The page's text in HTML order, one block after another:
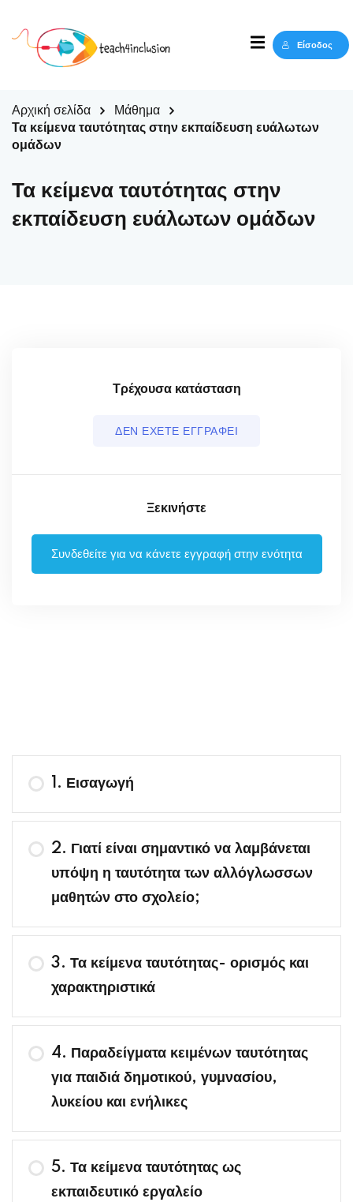
Είσοδος
Αρχική σελίδα
Μάθημα
Τα κείμενα ταυτότητας στην εκπαίδευση ευάλωτων
ομάδων
Τα κείμενα ταυτότητας στην
εκπαίδευση ευάλωτων ομάδων
Τρέχουσα κατάσταση
ΔΕΝ ΕΧΕΤΕ ΕΓΓΡΑΦΕΙ
Ξεκινήστε
Συνδεθείτε για να κάνετε εγγραφή στην ενότητα
1. Εισαγωγή
2. Γιατί είναι σημαντικό να λαμβάνεται
υπόψη η ταυτότητα των αλλόγλωσσων
μαθητών στο σχολείο;
3. Τα κείμενα ταυτότητας- ορισμός και
χαρακτηριστικά
4. Παραδείγματα κειμένων ταυτότητας
για παιδιά δημοτικού, γυμνασίου,
λυκείου και ενήλικες
5. Τα κείμενα ταυτότητας ως
εκπαιδευτικό εργαλείο
Δεν έχετε λογαριασμό;